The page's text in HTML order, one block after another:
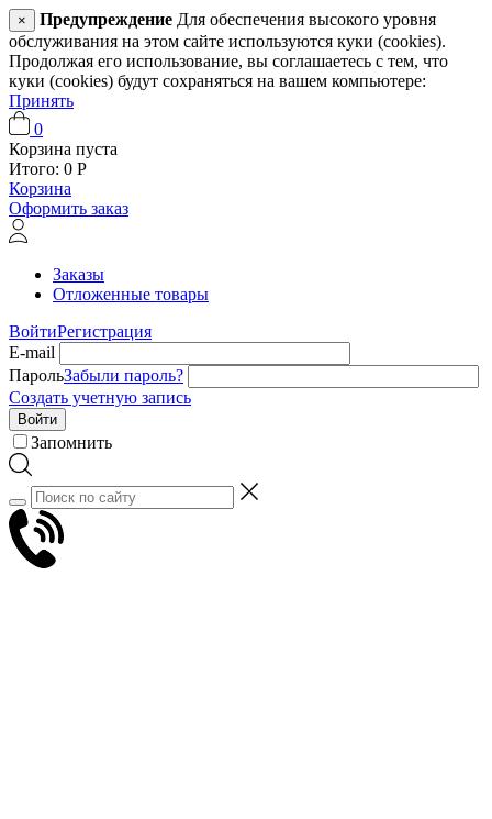
× Предупреждение Для обеспечения высокого уровня
обслуживания на этом сайте используются куки (cookies).
Продолжая его использование, вы соглашаетесь с тем, что
куки (cookies) будут сохраняться на вашем компьютере:
Принять
0
Корзина пуста
Итого: 0 Р
Корзина
Оформить заказ
Заказы
Отложенные товары
ВойтиРегистрация
E-mail
ПарольЗабыли пароль?
Создать учетную запись
Войти
Запомнить